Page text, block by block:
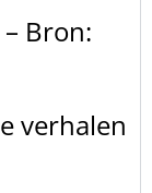
Bron:
verhalen